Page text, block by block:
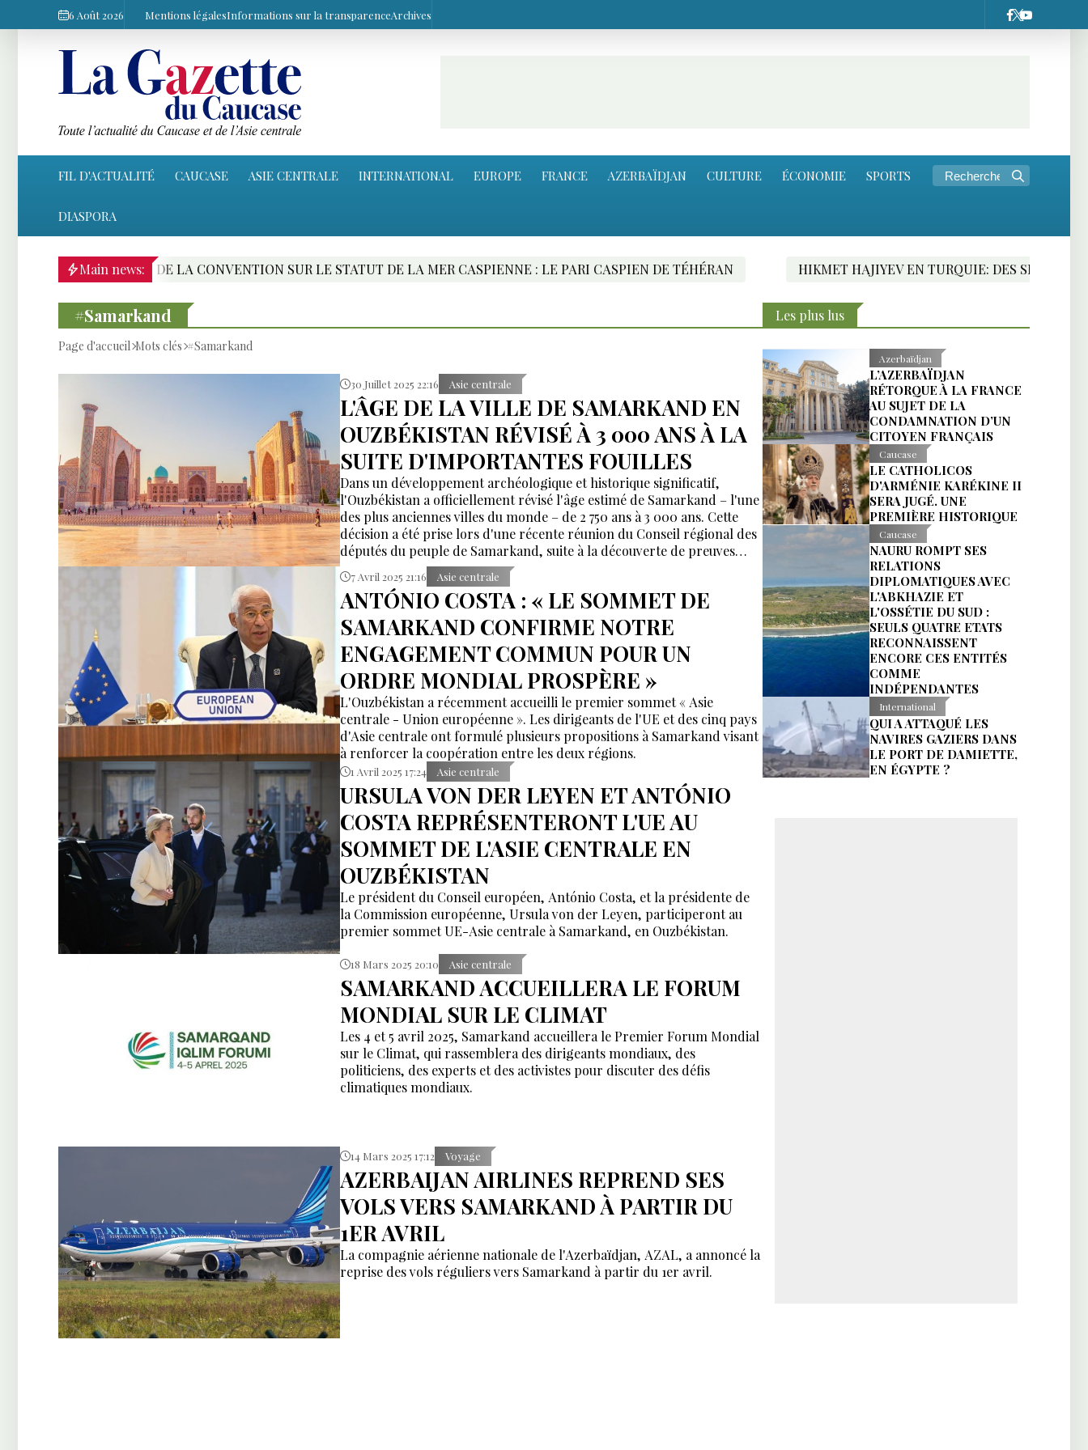
6 Août 2026 Mentions légalesInformations sur la transparenceArchives
FIL D'ACTUALITÉ CAUCASE ASIE CENTRALE INTERNATIONAL EUROPE FRANCE AZERBAÏDJAN CULTURE ÉCONOMIE SPORTS
DIASPORA
Main news:
DE LA CONVENTION SUR LE STATUT DE LA MER CASPIENNE : LE PARI CASPIEN DE TÉHÉRAN HIKMET HAJIYEV EN TURQUIE: DES SIGNES FAVORABLES
#Samarkand
Page d'accueil Mots clés #Samarkand
30 Juillet 2025 22:16 Asie centrale
L'ÂGE DE LA VILLE DE SAMARKAND EN
OUZBÉKISTAN RÉVISÉ À 3 000 ANS À LA
SUITE D'IMPORTANTES FOUILLES
Dans un développement archéologique et historique significatif,
l'Ouzbékistan a officiellement révisé l'âge estimé de Samarkand – l'une
des plus anciennes villes du monde – de 2 750 ans à 3 000 ans. Cette
décision a été prise lors d'une récente réunion du Conseil régional des
députés du peuple de Samarkand, suite à la découverte de preuves
convaincantes lors des fouilles en cours.
7 Avril 2025 21:16 Asie centrale
ANTÓNIO COSTA : « LE SOMMET DE
SAMARKAND CONFIRME NOTRE
ENGAGEMENT COMMUN POUR UN
ORDRE MONDIAL PROSPÈRE »
L'Ouzbékistan a récemment accueilli le premier sommet « Asie
centrale - Union européenne ». Les dirigeants de l'UE et des cinq pays
d'Asie centrale ont formulé plusieurs propositions à Samarkand visant
à renforcer la coopération entre les deux régions.
1 Avril 2025 17:24 Asie centrale
URSULA VON DER LEYEN ET ANTÓNIO
COSTA REPRÉSENTERONT L'UE AU
SOMMET DE L'ASIE CENTRALE EN
OUZBÉKISTAN
Le président du Conseil européen, António Costa, et la présidente de
la Commission européenne, Ursula von der Leyen, participeront au
premier sommet UE-Asie centrale à Samarkand, en Ouzbékistan.
18 Mars 2025 20:10 Asie centrale
SAMARKAND ACCUEILLERA LE FORUM
MONDIAL SUR LE CLIMAT
Les 4 et 5 avril 2025, Samarkand accueillera le Premier Forum Mondial
sur le Climat, qui rassemblera des dirigeants mondiaux, des
politiciens, des experts et des activistes pour discuter des défis
climatiques mondiaux.
14 Mars 2025 17:12 Voyage
AZERBAIJAN AIRLINES REPREND SES
VOLS VERS SAMARKAND À PARTIR DU
1ER AVRIL
La compagnie aérienne nationale de l'Azerbaïdjan, AZAL, a annoncé la
reprise des vols réguliers vers Samarkand à partir du 1er avril.
Les plus lus
Azerbaïdjan
L’AZERBAÏDJAN
RÉTORQUE À LA FRANCE
AU SUJET DE LA
CONDAMNATION D’UN
CITOYEN FRANÇAIS
Caucase
LE CATHOLICOS
D'ARMÉNIE KARÉKINE II
SERA JUGÉ. UNE
PREMIÈRE HISTORIQUE
Caucase
NAURU ROMPT SES
RELATIONS
DIPLOMATIQUES AVEC
L'ABKHAZIE ET
L'OSSÉTIE DU SUD :
SEULS QUATRE ETATS
RECONNAISSENT
ENCORE CES ENTITÉS
COMME
INDÉPENDANTES
International
QUI A ATTAQUÉ LES
NAVIRES GAZIERS DANS
LE PORT DE DAMIETTE,
EN ÉGYPTE ?